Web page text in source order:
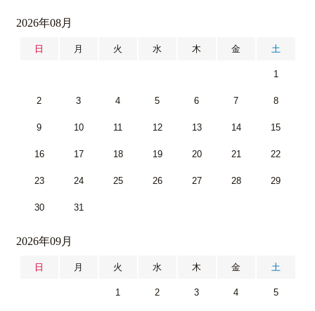
2026年08月
日 月 火 水 木 金 土
1
2 3 4 5 6 7 8
9 10 11 12 13 14 15
16 17 18 19 20 21 22
23 24 25 26 27 28 29
30 31
2026年09月
日 月 火 水 木 金 土
1 2 3 4 5